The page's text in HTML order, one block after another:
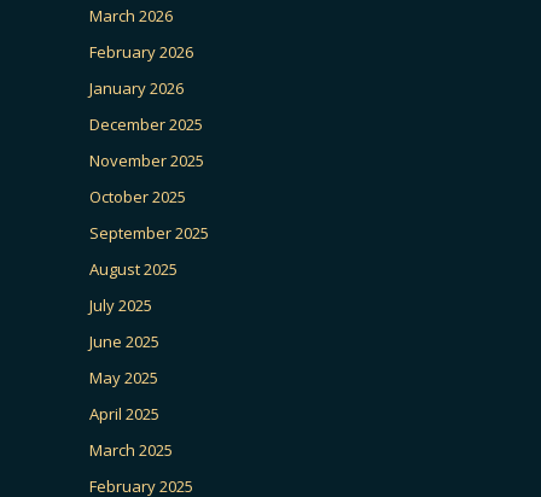
March 2026
February 2026
January 2026
December 2025
November 2025
October 2025
September 2025
August 2025
July 2025
June 2025
May 2025
April 2025
March 2025
February 2025